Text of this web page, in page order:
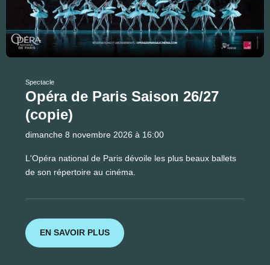
Spectacle
Opéra de Paris Saison 26/27
(copie)
dimanche 8 novembre 2026 à 16:00
L'Opéra national de Paris dévoile les plus beaux ballets
de son répertoire au cinéma.
EN SAVOIR PLUS